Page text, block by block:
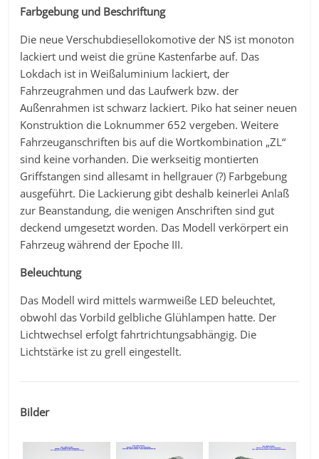
Farbgebung und Beschriftung
Die neue Verschubdiesellokomotive der NS ist monoton
lackiert und weist die grüne Kastenfarbe auf. Das
Lokdach ist in Weißaluminium lackiert, der
Fahrzeugrahmen und das Laufwerk bzw. der
Außenrahmen ist schwarz lackiert. Piko hat seiner neuen
Konstruktion die Loknummer 652 vergeben. Weitere
Fahrzeuganschriften bis auf die Wortkombination „ZL“
sind keine vorhanden. Die werkseitig montierten
Griffstangen sind allesamt in hellgrauer (?) Farbgebung
ausgeführt. Die Lackierung gibt deshalb keinerlei Anlaß
zur Beanstandung, die wenigen Anschriften sind gut
deckend umgesetzt worden. Das Modell verkörpert ein
Fahrzeug während der Epoche III.
Beleuchtung
Das Modell wird mittels warmweiße LED beleuchtet,
obwohl das Vorbild gelbliche Glühlampen hatte. Der
Lichtwechsel erfolgt fahrtrichtungsabhängig. Die
Lichtstärke ist zu grell eingestellt.
Bilder